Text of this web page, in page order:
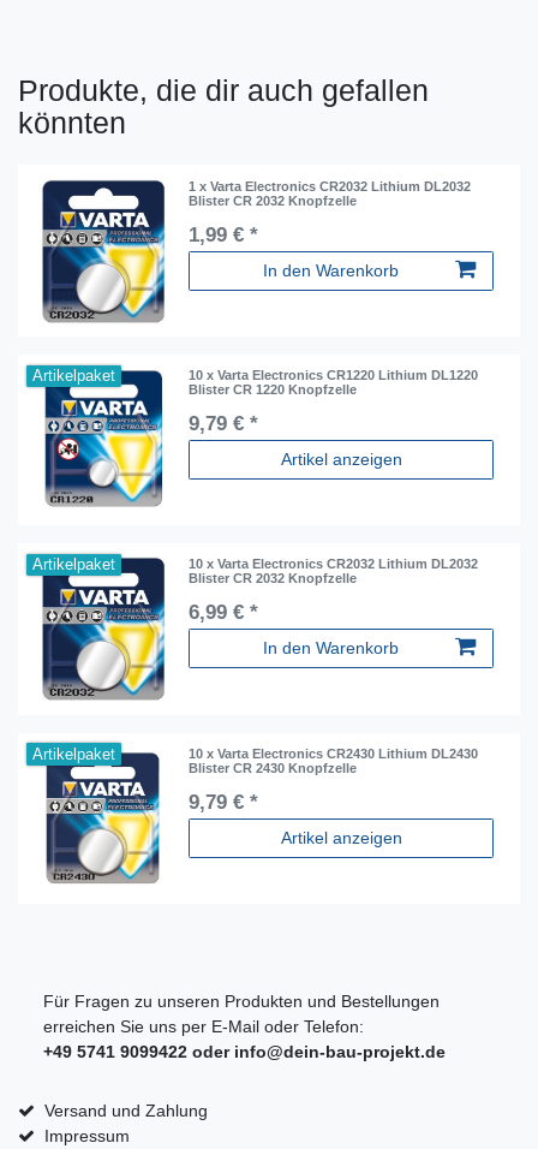
Produkte, die dir auch gefallen
könnten
1 x Varta Electronics CR2032 Lithium DL2032
Blister CR 2032 Knopfzelle
1,99 € *
In den Warenkorb
Artikelpaket
10 x Varta Electronics CR1220 Lithium DL1220
Blister CR 1220 Knopfzelle
9,79 € *
Artikel anzeigen
Artikelpaket
10 x Varta Electronics CR2032 Lithium DL2032
Blister CR 2032 Knopfzelle
6,99 € *
In den Warenkorb
Artikelpaket
10 x Varta Electronics CR2430 Lithium DL2430
Blister CR 2430 Knopfzelle
9,79 € *
Artikel anzeigen
Für Fragen zu unseren Produkten und Bestellungen
erreichen Sie uns per E-Mail oder Telefon:
+49 5741 9099422 oder info@dein-bau-projekt.de
Versand und Zahlung
Impressum